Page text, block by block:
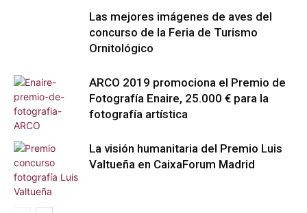
Las mejores imágenes de aves del
concurso de la Feria de Turismo
Ornitológico
ARCO 2019 promociona el Premio de
Fotografía Enaire, 25.000 € para la
fotografía artística
La visión humanitaria del Premio Luis
Valtueña en CaixaForum Madrid